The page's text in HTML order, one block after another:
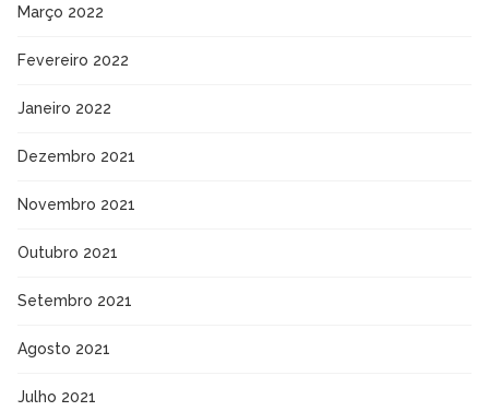
Março 2022
Fevereiro 2022
Janeiro 2022
Dezembro 2021
Novembro 2021
Outubro 2021
Setembro 2021
Agosto 2021
Julho 2021